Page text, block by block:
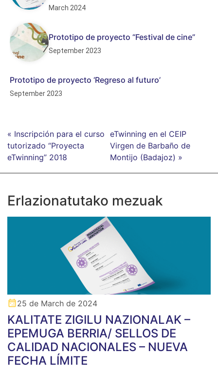
March 2024
Prototipo de proyecto “Festival de cine”
September 2023
Prototipo de proyecto ‘Regreso al futuro’
September 2023
« Inscripción para el curso
tutorizado “Proyecta
eTwinning” 2018
eTwinning en el CEIP
Virgen de Barbaño de
Montijo (Badajoz) »
Erlazionatutako mezuak
25 de March de 2024
KALITATE ZIGILU NAZIONALAK –
EPEMUGA BERRIA/ SELLOS DE
CALIDAD NACIONALES – NUEVA
FECHA LÍMITE